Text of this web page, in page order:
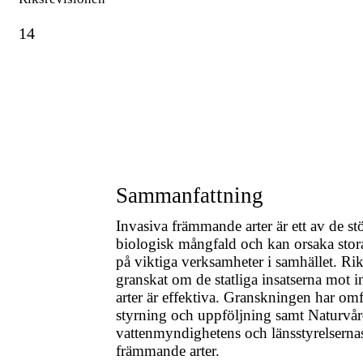
14
Sammanfattning
Invasiva främmande arter är ett av de
biologisk mångfald och kan orsaka
på viktiga verksamheter i samhället.
granskat om de statliga insatserna mot
arter är effektiva. Granskningen har
styrning och uppföljning samt
vattenmyndighetens och
främmande arter.